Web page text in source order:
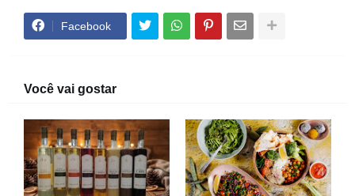
Facebook
Você vai gostar